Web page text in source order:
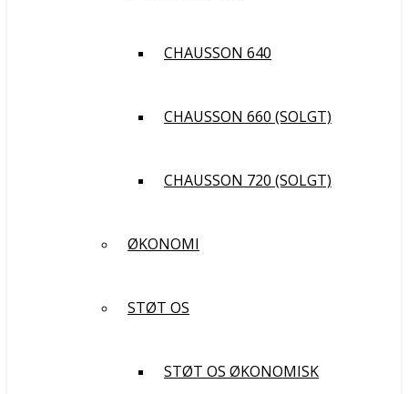
CHAUSSON 640
CHAUSSON 660 (SOLGT)
CHAUSSON 720 (SOLGT)
ØKONOMI
STØT OS
STØT OS ØKONOMISK